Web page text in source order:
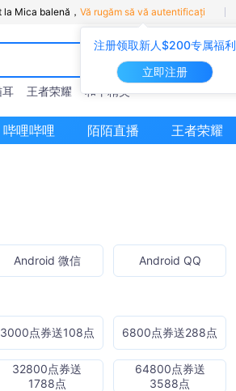
注册领取新人$200专属福利
立即注册
Mica balenă， Vă rugăm să vă autentificați
耳 王者荣耀 和平精英
哔哩哔哩 陌陌直播 王者荣耀
Android 微信 Android QQ
3000点券送108点 6800点券送288点
32800点券送
1788点
64800点券送
3588点